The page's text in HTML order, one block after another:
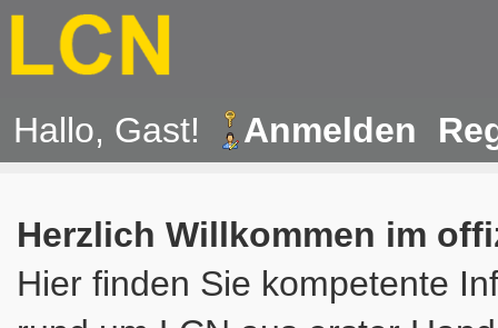
Hallo, Gast! Anmelden
Herzlich Willkommen im
Hier finden Sie kompetente